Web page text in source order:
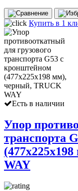
Купить в 1
Есть в наличии
Упор
транспорта
WAY